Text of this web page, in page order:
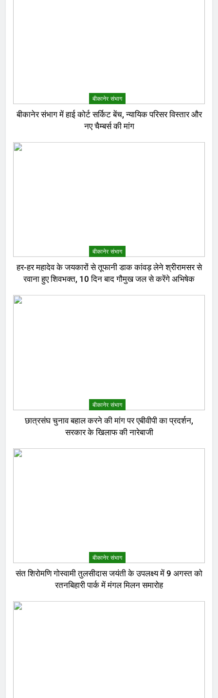
बीकानेर संभाग
बीकानेर संभाग में हाई कोर्ट सर्किट बेंच, न्यायिक परिसर विस्तार और
नए चैम्बर्स की मांग
बीकानेर संभाग
हर-हर महादेव के जयकारों से तूफानी डाक कांवड़ लेने श्रीरामसर से
रवाना हुए शिवभक्त, 10 दिन बाद गौमुख जल से करेंगे अभिषेक
बीकानेर संभाग
छात्रसंघ चुनाव बहाल करने की मांग पर एबीवीपी का प्रदर्शन,
सरकार के खिलाफ की नारेबाजी
बीकानेर संभाग
संत शिरोमणि गोस्वामी तुलसीदास जयंती के उपलक्ष्य में 9 अगस्त को
रतनबिहारी पार्क में मंगल मिलन समारोह